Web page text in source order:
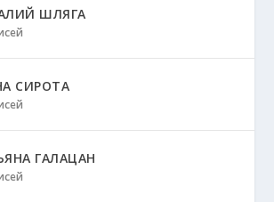
ШЛЯГА
СИРОТА
ГАЛАЦАН